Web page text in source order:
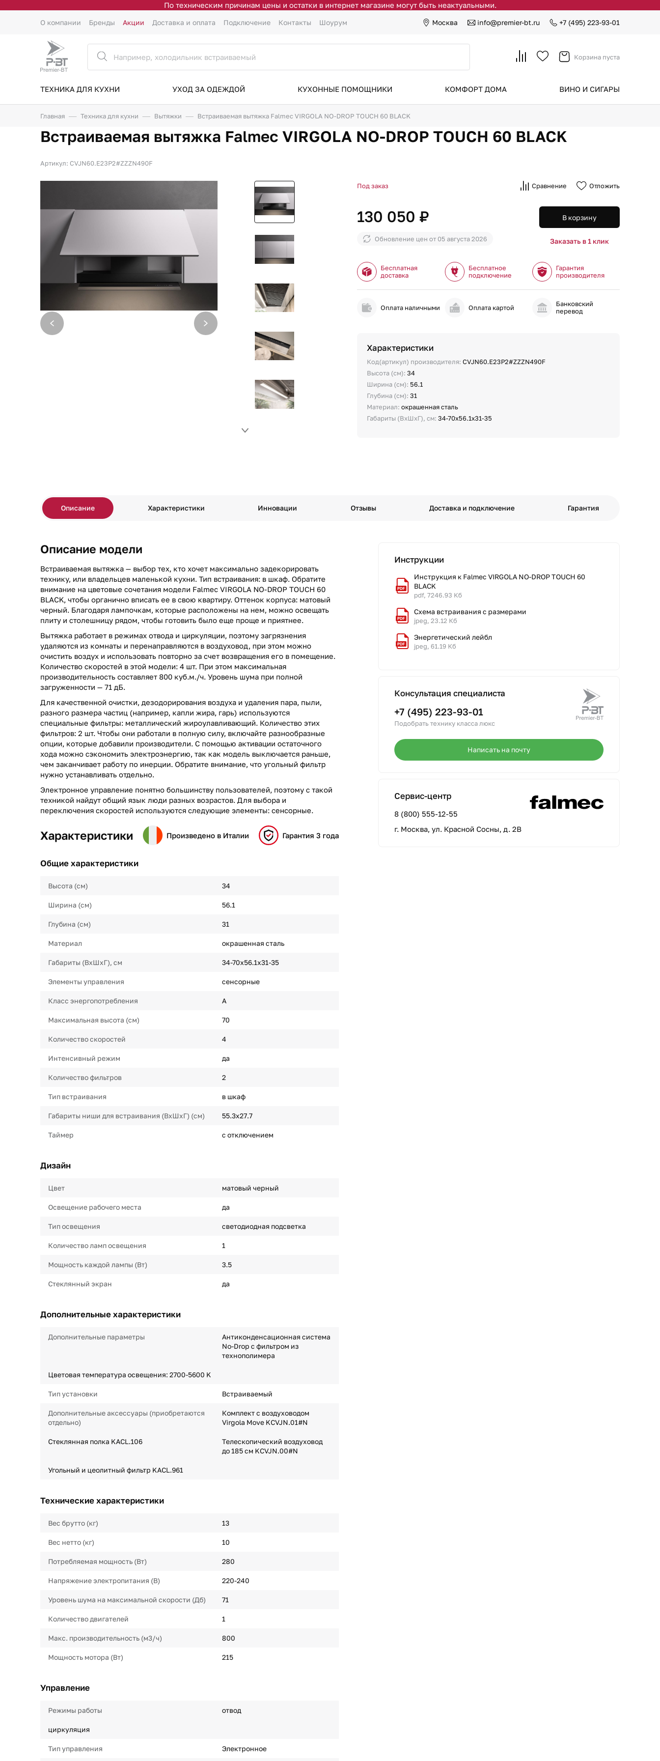
По техническим причинам цены и остатки в интернет магазине могут быть неактуальными.
О компании Бренды Акции Доставка и оплата Подключение Контакты Шоурум Москва info@premier-bt.ru +7 (495) 223-93-01
Корзина пуста
ТЕХНИКА ДЛЯ КУХНИ УХОД ЗА ОДЕЖДОЙ КУХОННЫЕ ПОМОЩНИКИ КОМФОРТ ДОМА ВИНО И СИГАРЫ
Главная Техника для кухни Вытяжки Встраиваемая вытяжка Falmec VIRGOLA NO-DROP TOUCH 60 BLACK
Встраиваемая вытяжка Falmec VIRGOLA NO-DROP TOUCH 60 BLACK
Артикул: CVJN60.E23P2#ZZZN490F
Под заказ Сравнение Отложить
130 050 ₽
Обновление цен от 05 августа 2026
В корзину
Заказать в 1 клик
Бесплатная
доставка
Бесплатное
подключение
Гарантия
производителя
Оплата наличными Оплата картой
Банковский
перевод
Характеристики
Код(артикул) производителя:CVJN60.E23P2#ZZZN490F
Высота (см):34
Ширина (см): 56.1
Глубина (см):31
Материал:окрашенная сталь
Габариты (ВхШхГ), см:34-70х56.1х31-35
Описание Характеристики Инновации Отзывы Доставка и подключение Гарантия
Описание модели
Встраиваемая вытяжка — выбор тех, кто хочет максимально задекорировать
технику, или владельцев маленькой кухни. Тип встраивания: в шкаф. Обратите
внимание на цветовые сочетания модели Falmec VIRGOLA NO-DROP TOUCH 60
BLACK, чтобы органично вписать ее в свою квартиру. Оттенок корпуса: матовый
черный. Благодаря лампочкам, которые расположены на нем, можно освещать
плиту и столешницу рядом, чтобы готовить было еще проще и приятнее.
Вытяжка работает в режимах отвода и циркуляции, поэтому загрязнения
удаляются из комнаты и перенаправляются в воздуховод, при этом можно
очистить воздух и использовать повторно за счет возвращения его в помещение.
Количество скоростей в этой модели: 4 шт. При этом максимальная
производительность составляет 800 куб.м./ч. Уровень шума при полной
загруженности — 71 дБ.
Для качественной очистки, дезодорирования воздуха и удаления пара, пыли,
разного размера частиц (например, капли жира, гарь) используются
специальные фильтры: металлический жироулавливающий. Количество этих
фильтров: 2 шт. Чтобы они работали в полную силу, включайте разнообразные
опции, которые добавили производители. С помощью активации остаточного
хода можно сэкономить электроэнергию, так как модель выключается раньше,
чем заканчивает работу по инерции. Обратите внимание, что угольный фильтр
нужно устанавливать отдельно.
Электронное управление понятно большинству пользователей, поэтому с такой
техникой найдут общий язык люди разных возрастов. Для выбора и
переключения скоростей используются следующие элементы: сенсорные.
Характеристики Произведено в Италии Гарантия 3 года
Общие характеристики
Высота (см) 34
Ширина (см) 56.1
Глубина (см) 31
Материал окрашенная сталь
Габариты (ВхШхГ), см 34-70х56.1х31-35
Элементы управления сенсорные
Класс энергопотребления A
Максимальная высота (см) 70
Количество скоростей 4
Интенсивный режим да
Количество фильтров 2
Тип встраивания в шкаф
Габариты ниши для встраивания (ВхШхГ) (см) 55.3х27.7
Таймер с отключением
Дизайн
Цвет матовый черный
Освещение рабочего места да
Тип освещения светодиодная подсветка
Количество ламп освещения 1
Мощность каждой лампы (Вт) 3.5
Стеклянный экран да
Дополнительные характеристики
Дополнительные параметры
Антиконденсационная система
No-Drop с фильтром из
технополимера
Цветовая температура освещения: 2700-5600 K
Тип установки Встраиваемый
Дополнительные аксессуары (приобретаются
отдельно)
Комплект с воздуховодом
Virgola Move KCVJN.01#N
Стеклянная полка KACL.106
Телескопический воздуховод
до 185 см KCVJN.00#N
Угольный и цеолитный фильтр KACL.961
Технические характеристики
Вес брутто (кг) 13
Вес нетто (кг) 10
Потребляемая мощность (Вт) 280
Напряжение электропитания (В) 220-240
Уровень шума на максимальной скорости (Дб) 71
Количество двигателей 1
Макс. производительность (м3/ч) 800
Мощность мотора (Вт) 215
Управление
Режимы работы отвод
циркуляция
Тип управления Электронное
Инструкции
Инструкция к Falmec VIRGOLA NO-DROP TOUCH 60
BLACK
pdf, 7246.93 Кб
Схема встраивания с размерами
jpeg, 23.12 Кб
Энергетический лейбл
jpeg, 61.19 Кб
Консультация специалиста
+7 (495) 223-93-01
Подобрать технику класса люкс
Написать на почту
Сервис-центр
8 (800) 555-12-55
г. Москва, ул. Красной Сосны, д. 2В